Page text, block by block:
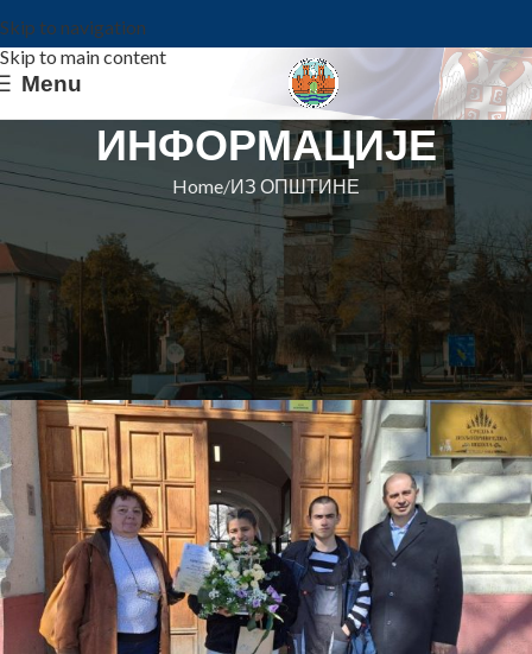
Skip to navigation
Skip to main content
Menu
ИНФОРМАЦИЈЕ
Home ИЗ ОПШТИНЕ
ИЗ ОПШТИНЕ
ТРЕЋЕ МЕСТО НА ДРЖАВНОМ
ТАКМИЧЕЊУ ЗА УЧЕНИЦУ
„ВАСЕ ПЕЛАГИЋА“
Општина Ковин On 24. mart 2023.